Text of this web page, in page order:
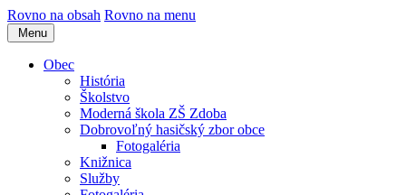
Rovno na obsah Rovno na menu
Menu
Obec
História
Školstvo
Moderná škola ZŠ Zdoba
Dobrovoľný hasičský zbor obce
Fotogaléria
Knižnica
Služby